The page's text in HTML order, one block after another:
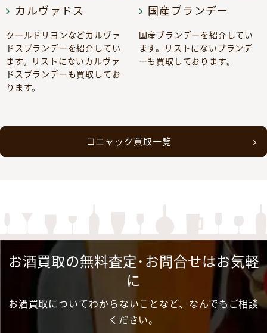
カルヴァドス
クールドリヨンなどカルヴァ
ドスブランデーを紹介してい
ます。リストにないカルヴァ
ドスブランデーも買取してお
ります。
国産ブランデー
国産ブランデーを紹介してい
ます。リストにないブランデ
ーも買取しております。
コニャック買取一覧
お酒買取の無料査定･お問合せはお気軽
に
お酒買取についてわからないことなど、なんでもご相談
ください。